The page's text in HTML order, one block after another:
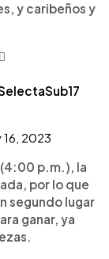
y caribeños y
16, 2023
(4:00 p.m.), la
por lo que
segundo lugar
ganar, ya